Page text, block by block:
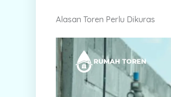
Alasan Toren Perlu Dikuras